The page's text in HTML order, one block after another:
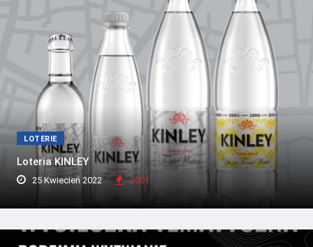
LOTERIE
Loteria KINLEY
25 Kwiecień 2022 3001